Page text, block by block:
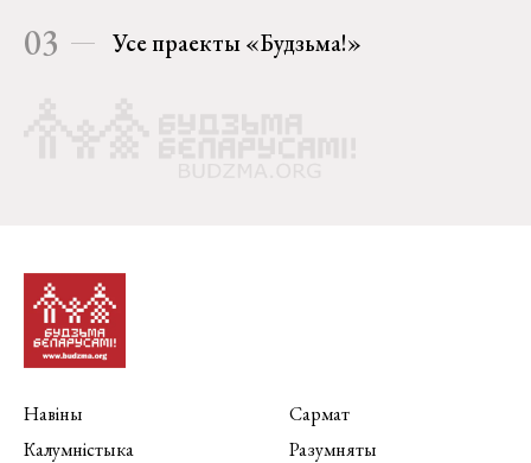
03 Усе праекты «Будзьма!»
Навіны
Калумністыка
Сармат
Разумняты